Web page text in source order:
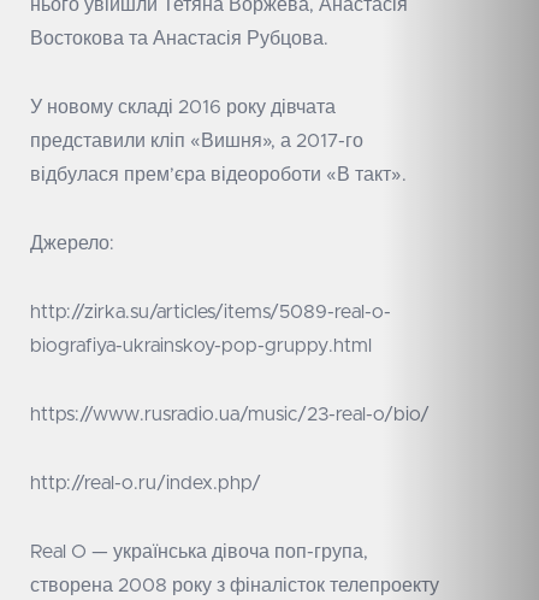
нього увійшли Тетяна Воржева, Анастасія
Востокова та Анастасія Рубцова.
У новому складі 2016 року дівчата
представили кліп «Вишня», а 2017-го
відбулася прем’єра відеороботи «В такт».
Джерело:
http://zirka.su/articles/items/5089-real-o-
biografiya-ukrainskoy-pop-gruppy.html
https://www.rusradio.ua/music/23-real-o/bio/
http://real-o.ru/index.php/
Real O — українська дівоча поп-група,
створена 2008 року з фіналісток телепроекту